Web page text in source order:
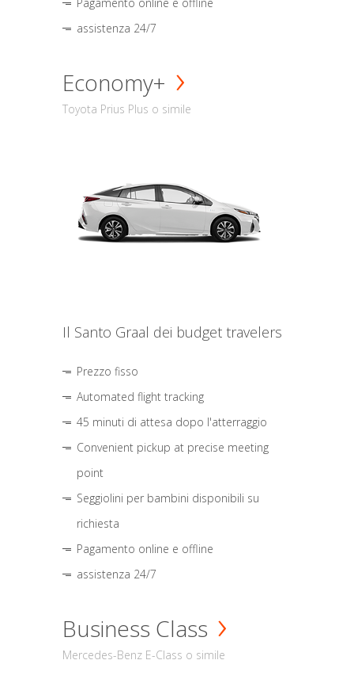
assistenza 24/7
Economy+
Toyota Prius Plus o simile
Il Santo Graal dei budget travelers
Prezzo fisso
Automated flight tracking
45 minuti di attesa dopo l'atterraggio
Convenient pickup at precise meeting
point
Seggiolini per bambini disponibili su
richiesta
Pagamento online e offline
assistenza 24/7
Business Class
Mercedes-Benz E-Class o simile